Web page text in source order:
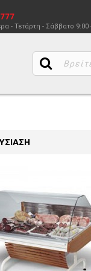
- Τετάρτη - Σάββατο 9:00